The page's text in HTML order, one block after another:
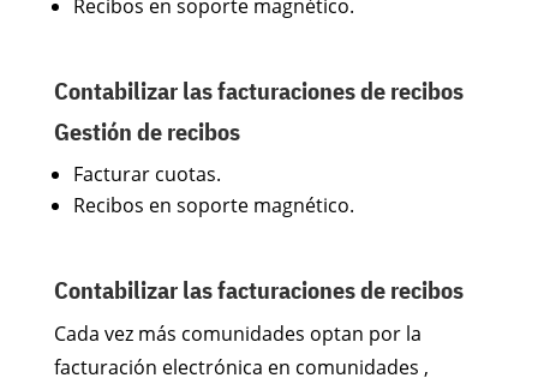
Recibos en soporte magnético.
Contabilizar las facturaciones de recibos
Gestión de recibos
Facturar cuotas.
Recibos en soporte magnético.
Contabilizar las facturaciones de recibos
Cada vez más comunidades optan por la
facturación electrónica en comunidades ,